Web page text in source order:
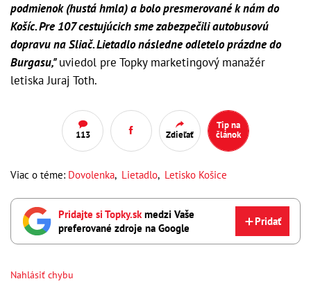
podmienok (hustá hmla) a bolo presmerované k nám do
Košíc. Pre 107 cestujúcich sme zabezpečili autobusovú
dopravu na Sliač. Lietadlo následne odletelo prázdne do
Burgasu,"uviedol pre Topky marketingový manažér
letiska Juraj Toth.
113 Zdieľať
Tip na
článok
Viac o téme: Dovolenka, Lietadlo, Letisko Košice
Pridajte si Topky.sk medzi Vaše
preferované zdroje na Google
Pridať
Nahlásiť chybu